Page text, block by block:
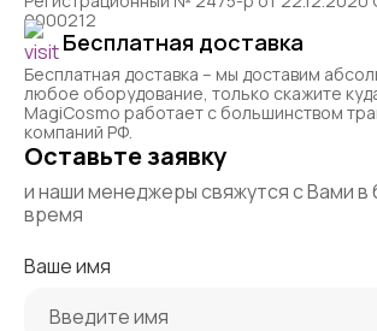
0000212
Бесплатная доставка
Бесплатная доставка – мы доставим
любое оборудование, только скажите
MagiCosmo работает с большинством
компаний РФ.
Оставьте заявку
и наши менеджеры свяжутся с Вами
время
Ваше имя